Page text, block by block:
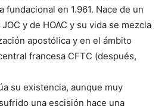
fundacional en 1.961. Nace de un
y de HOAC y su vida se mezcla
apostólica y en el ámbito
francesa CFTC (después,
su existencia, aunque muy
una escisión hace una